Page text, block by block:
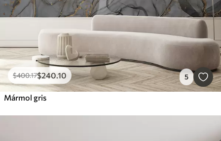
$400.17$240.10 5
Mármol gris